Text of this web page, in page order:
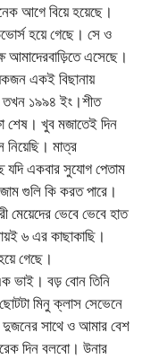
আগে বিয়ে হয়েছে।
হয়ে গেছে। সে ও
আমাদেরবাড়িতে এসেছে।
একই বিছানায়
তখন ১৯৯৪ ইং।শীত
শেষ। খুব মজাতেই দিন
নিয়েছি। মাত্র
যদি একবার সুযোগ পেতাম
গুলি কি করত পারে।
ভেবে ভেবে হাত
৬ এর কাছাকাছি।
গেছে।
ভাই। বড় বোন তিনি
মিনু ক্লাস সেভেনে
দুজনের সাথে ও আমার বেশ
দিন বলবো। উনার